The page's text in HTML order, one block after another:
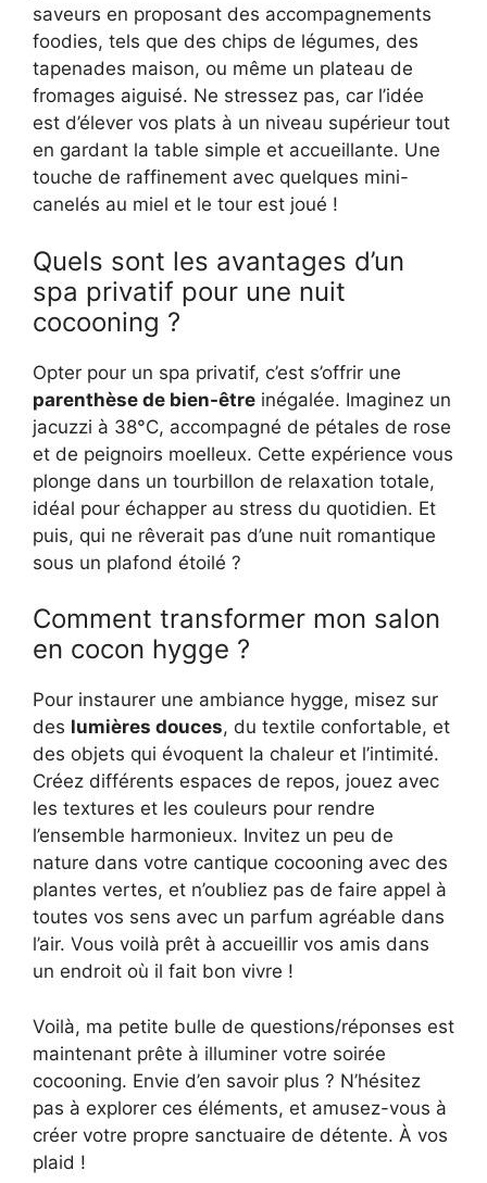
saveurs en proposant des accompagnements
foodies, tels que des chips de légumes, des
tapenades maison, ou même un plateau de
fromages aiguisé. Ne stressez pas, car l’idée
est d’élever vos plats à un niveau supérieur tout
en gardant la table simple et accueillante. Une
touche de raffinement avec quelques mini-
canelés au miel et le tour est joué !
Quels sont les avantages d’un
spa privatif pour une nuit
cocooning ?
Opter pour un spa privatif, c’est s’offrir une
parenthèse de bien-être inégalée. Imaginez un
jacuzzi à 38°C, accompagné de pétales de rose
et de peignoirs moelleux. Cette expérience vous
plonge dans un tourbillon de relaxation totale,
idéal pour échapper au stress du quotidien. Et
puis, qui ne rêverait pas d’une nuit romantique
sous un plafond étoilé ?
Comment transformer mon salon
en cocon hygge ?
Pour instaurer une ambiance hygge, misez sur
des lumières douces, du textile confortable, et
des objets qui évoquent la chaleur et l’intimité.
Créez différents espaces de repos, jouez avec
les textures et les couleurs pour rendre
l’ensemble harmonieux. Invitez un peu de
nature dans votre cantique cocooning avec des
plantes vertes, et n’oubliez pas de faire appel à
toutes vos sens avec un parfum agréable dans
l’air. Vous voilà prêt à accueillir vos amis dans
un endroit où il fait bon vivre !
Voilà, ma petite bulle de questions/réponses est
maintenant prête à illuminer votre soirée
cocooning. Envie d’en savoir plus ? N’hésitez
pas à explorer ces éléments, et amusez-vous à
créer votre propre sanctuaire de détente. À vos
plaid !